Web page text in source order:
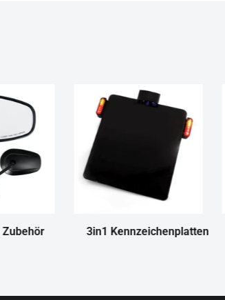
3in1 Kennzeichenplatten